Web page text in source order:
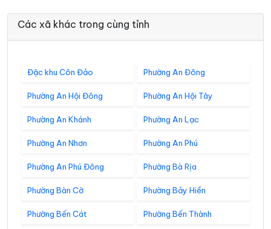
Các xã khác trong cùng tỉnh
Đặc khu Côn Đảo Phường An Đông
Phường An Hội Đông Phường An Hội Tây
Phường An Khánh Phường An Lạc
Phường An Nhơn Phường An Phú
Phường An Phú Đông Phường Bà Rịa
Phường Bàn Cờ Phường Bảy Hiền
Phường Bến Cát Phường Bến Thành